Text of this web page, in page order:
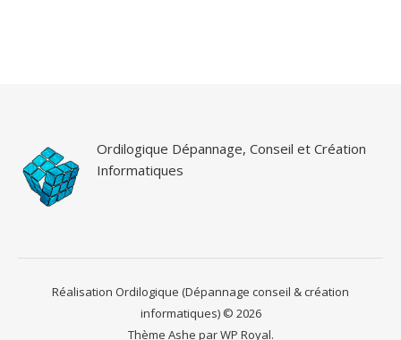
Ordilogique Dépannage, Conseil et Création
Informatiques
Réalisation Ordilogique (Dépannage conseil & création
informatiques) © 2026
Thème Ashe parWP Royal.